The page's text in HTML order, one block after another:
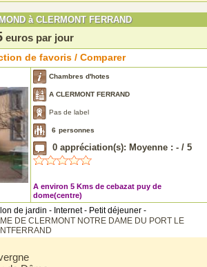
à CLERMONT FERRAND
euros par jour
de favoris / Comparer
Chambres d'hotes
A CLERMONT FERRAND
Pas de label
6 personnes
0 appréciation(s): Moyenne : - / 5
A environ 5 Kms de cebazat puy de
dome(centre)
de jardin - Internet - Petit déjeuner -
DE CLERMONT NOTRE DAME DU PORT LE